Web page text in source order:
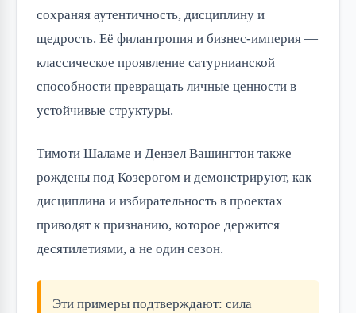
сохраняя аутентичность, дисциплину и
щедрость. Её филантропия и бизнес-империя —
классическое проявление сатурнианской
способности превращать личные ценности в
устойчивые структуры.
Тимоти Шаламе и Дензел Вашингтон также
рождены под Козерогом и демонстрируют, как
дисциплина и избирательность в проектах
приводят к признанию, которое держится
десятилетиями, а не один сезон.
Эти примеры подтверждают: сила